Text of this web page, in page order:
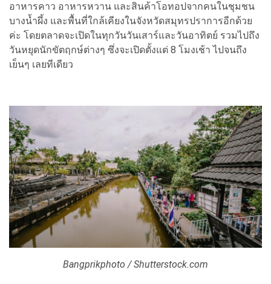
อาหารคาว อาหารหวาน และสินค้าโอทอปจากคนในชุมชน
บางน้ำผึ้ง และพื้นที่ใกล้เคียงในจังหวัดสมุทรปราการอีกด้วย
ค่ะ โดยตลาดจะเปิดในทุกวันวันเสาร์และวันอาทิตย์ รวมไปถึง
วันหยุดนักขัตฤกษ์ต่างๆ ซึ่งจะเปิดตั้งแต่ 8 โมงเช้า ไปจนถึง
เย็นๆ เลยทีเดียว
Bangprikphoto / Shutterstock.com